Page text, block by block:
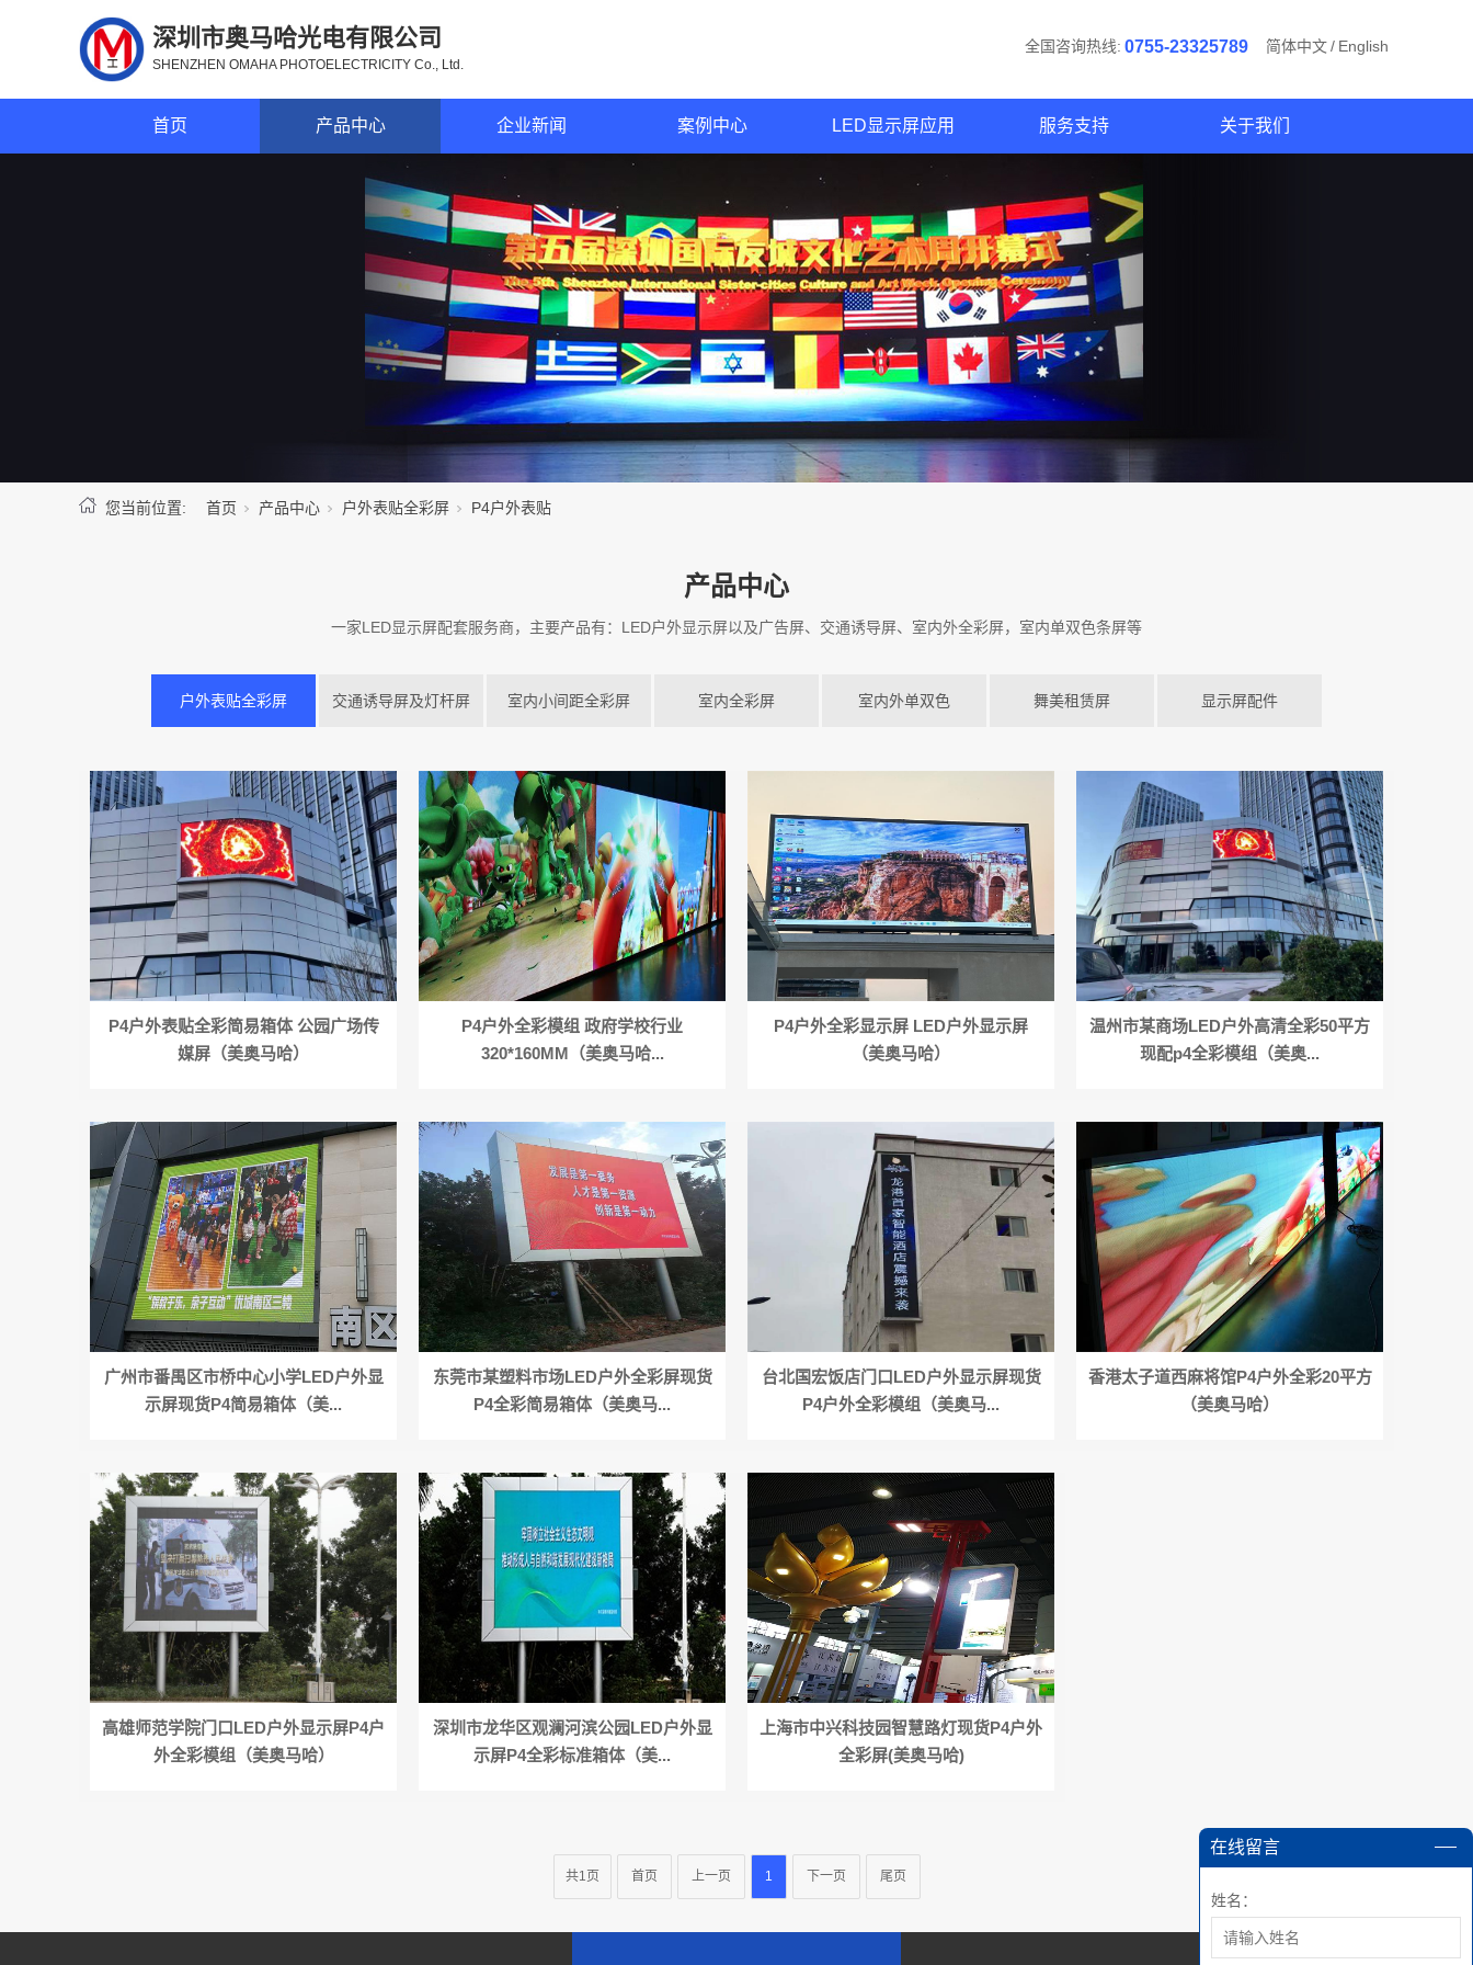
深圳市奥马哈光电有限公司
SHENZHEN OMAHA PHOTOELECTRICITY Co., Ltd.
全国咨询热线: 0755-23325789 简体中文/ English
首页 产品中心 企业新闻 案例中心 LED显示屏应用 服务支持 关于我们
您当前位置: 首页 产品中心 户外表贴全彩屏 P4户外表贴
产品中心
一家LED显示屏配套服务商，主要产品有：LED户外显示屏以及广告屏、交通诱导屏、室内外全彩屏，室内单双色条屏等
户外表贴全彩屏 交通诱导屏及灯杆屏 室内小间距全彩屏 室内全彩屏 室内外单双色 舞美租赁屏 显示屏配件
P4户外表贴全彩简易箱体 公园广场传
媒屏（美奥马哈）
P4户外全彩模组 政府学校行业
320*160MM（美奥马哈...
P4户外全彩显示屏 LED户外显示屏
（美奥马哈）
温州市某商场LED户外高清全彩50平方
现配p4全彩模组（美奥...
广州市番禺区市桥中心小学LED户外显
示屏现货P4简易箱体（美...
东莞市某塑料市场LED户外全彩屏现货
P4全彩简易箱体（美奥马...
台北国宏饭店门口LED户外显示屏现货
P4户外全彩模组（美奥马...
香港太子道西麻将馆P4户外全彩20平方
（美奥马哈）
高雄师范学院门口LED户外显示屏P4户
外全彩模组（美奥马哈）
深圳市龙华区观澜河滨公园LED户外显
示屏P4全彩标准箱体（美...
上海市中兴科技园智慧路灯现货P4户外
全彩屏(美奥马哈)
共1页 首页 上一页 1 下一页 尾页
在线留言
姓名：